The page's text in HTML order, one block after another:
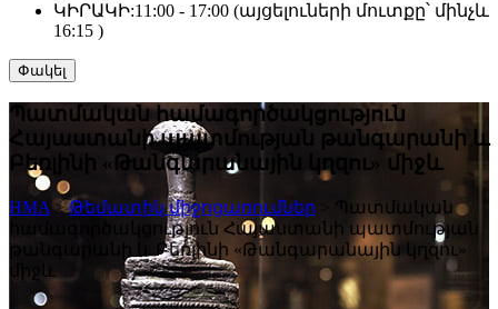
ԿԻՐԱԿԻ:11:00 - 17:00 (այցելուների մուտքը՝ մինչև
16:15 )
Փակել
Պատմական համագործակցություն
Հայաստանի պատմության թանգարանի և
Բեռլինի «Թանգարանային կղզու» միջև
HMA>Թեմատիկ միջոցառումներ
Պատմական
համագործակցություն Հայաստանի պատմության
թանգարանի և Բեռլինի «Թանգարանային կղզու»
միջև